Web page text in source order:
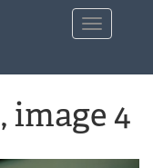
Toggle
navigation
image 4